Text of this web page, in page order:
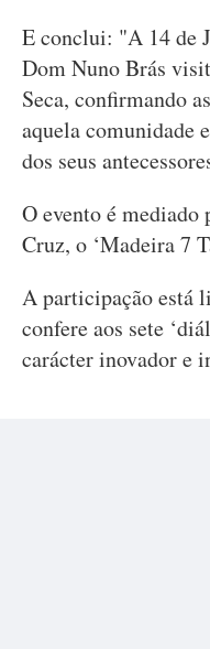
E conclui: "A 14 de
Dom Nuno Brás
Seca, confirmando
aquela comunidade
dos seus
O evento é
Cruz, o ‘Madeira 7
A participação está
confere aos sete
carácter inovador e